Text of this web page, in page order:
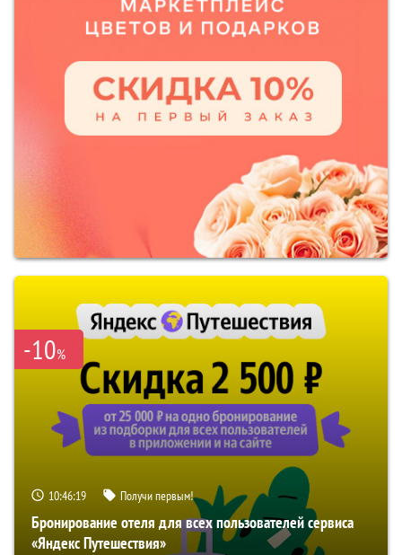
-10%
10:46:18 Получи первым!
Бронирование отеля для всех пользователей сервиса
«Яндекс Путешествия»